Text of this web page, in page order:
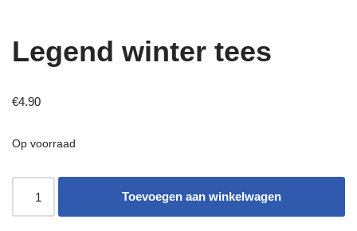
Legend winter tees
€4.90
Op voorraad
Toevoegen aan winkelwagen